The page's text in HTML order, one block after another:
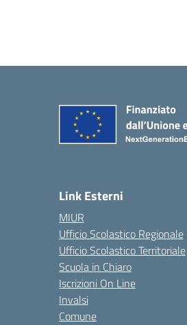
Link Esterni
MIUR
Ufficio Scolastico Regionale
Ufficio Scolastico Territoriale
Scuola in Chiaro
Iscrizioni On Line
Invalsi
Comune